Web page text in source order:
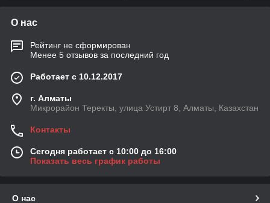
О нас
Рейтинг не сформирован
Менее 5 отзывов за последний год
Работает с 10.12.2017
г. Алматы
Микрорайон Теректы, улица Устирт 8, Алматы, Казахстан
Контакты
Сегодня работает с 10:00 до 16:00
Показать весь график работы
О нас